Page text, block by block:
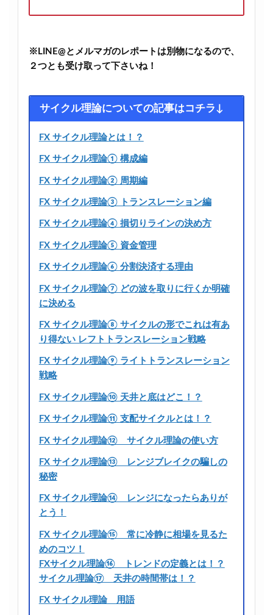
※LINE@とメルマガのレポートは別物になるので、
２つとも受け取って下さいね！
サイクル理論についての記事はコチラ↓
FX サイクル理論とは！？
FX サイクル理論① 構成編
FX サイクル理論② 周期編
FX サイクル理論③ トランスレーション編
FX サイクル理論④ 損切りラインの決め方
FX サイクル理論⑤ 資金管理
FX サイクル理論⑥ 分割決済する理由
FX サイクル理論⑦ どの波を取りに行くか明確
に決める
FX サイクル理論⑧ サイクルの形でこれは有あ
り得ない レフトトランスレーション戦略
FX サイクル理論⑨ ライトトランスレーション
戦略
FX サイクル理論⑩ 天井と底はどこ！？
FX サイクル理論⑪ 支配サイクルとは！？
FX サイクル理論⑫ サイクル理論の使い方
FX サイクル理論⑬ レンジブレイクの騙しの
秘密
FX サイクル理論⑭ レンジになったらありが
とう！
FX サイクル理論⑮ 常に冷静に相場を見るた
めのコツ！
FXサイクル理論⑯ トレンドの定義とは！？
サイクル理論⑰ 天井の時間帯は！？
FX サイクル理論 用語